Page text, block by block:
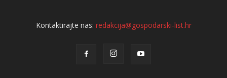
Kontaktirajte nas: redakcija@gospodarski-list.hr